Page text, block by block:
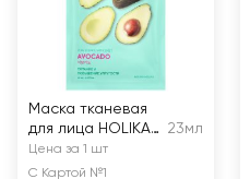
Маска тканевая
для лица HOLIKA
HOLIKA Pure
Essence Авокадо
23мл
Цена за 1 шт
С Картой №1